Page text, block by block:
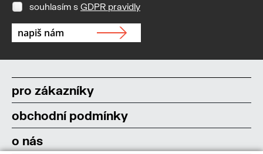
souhlasím s GDPR pravidly
pro zákazníky
obchodní podmínky
o nás